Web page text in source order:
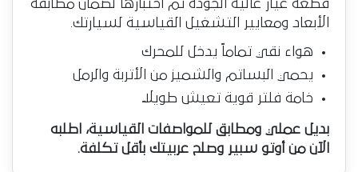
قطعة غيار عالية الجودة تم اختبارها لضمان مطابقة
الأبعاد ومعايير التشغيل القياسية لسيارتك.
هواء نقي تماماً يدخل للمحرك
يحمي البساتم والشميز من الأتربة والرمل
خامة فلتر قوية تعيش طويلاً
بديل عملي ومطابق للمواصفات القياسية، اطلبه
الآن من أوتو سبير وصلح عربيتك بأقل تكلفة.